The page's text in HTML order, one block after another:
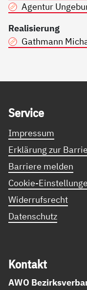
Agentur
Realisierung
Gathmann
Ser­vice
Impressum
Erklärung zur
Barriere melden
Cookie-
Widerrufsrecht
Datenschutz
Kon­takt
AWO